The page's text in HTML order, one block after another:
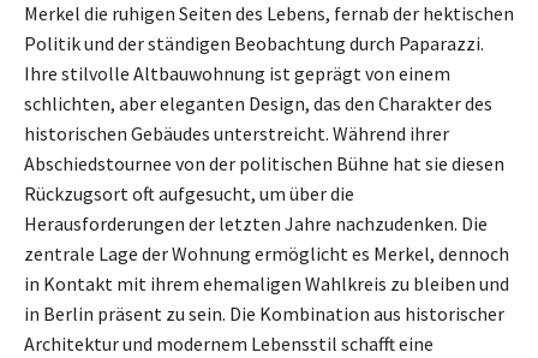
Merkel die ruhigen Seiten des Lebens, fernab der hektischen
Politik und der ständigen Beobachtung durch Paparazzi.
Ihre stilvolle Altbauwohnung ist geprägt von einem
schlichten, aber eleganten Design, das den Charakter des
historischen Gebäudes unterstreicht. Während ihrer
Abschiedstournee von der politischen Bühne hat sie diesen
Rückzugsort oft aufgesucht, um über die
Herausforderungen der letzten Jahre nachzudenken. Die
zentrale Lage der Wohnung ermöglicht es Merkel, dennoch
in Kontakt mit ihrem ehemaligen Wahlkreis zu bleiben und
in Berlin präsent zu sein. Die Kombination aus historischer
Architektur und modernem Lebensstil schafft eine